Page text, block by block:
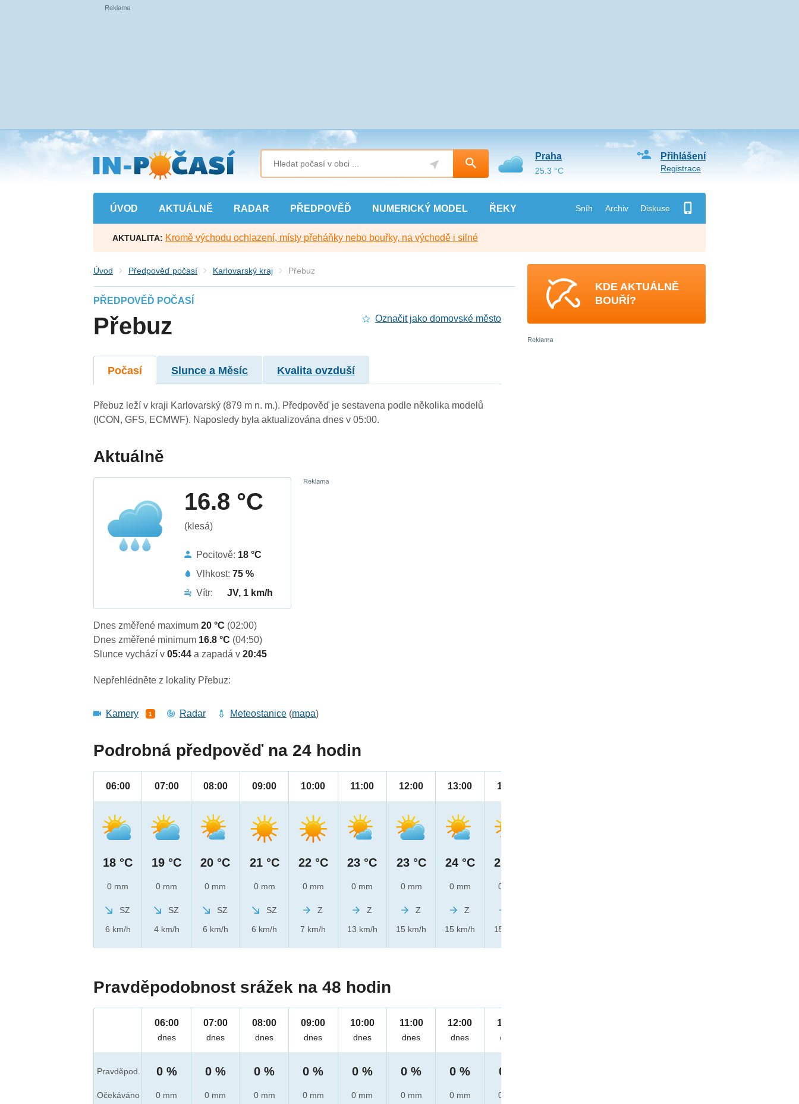
Přejít
na
hlavní
obsah
ÚVOD AKTUÁLNĚ RADAR PŘEDPOVĚĎ NUMERICKÝ MODEL ŘEKY Sníh Archiv Diskuse
Přihlášení
Registrace
Praha
25.3 °C
AKTUALITA: Kromě východu ochlazení, místy přeháňky nebo bouřky, na východě i silné
Úvod Předpověď počasí Karlovarský kraj Přebuz
PŘEDPOVĚĎ POČASÍ
Přebuz Označit jako domovské město
Počasí Slunce a Měsíc Kvalita ovzduší
Přebuz leží v kraji Karlovarský (879 m n. m.). Předpověď je sestavena podle několika modelů
(ICON, GFS, ECMWF). Naposledy byla aktualizována dnes v 05:00.
Aktuálně
16.8 °C
(klesá)
Pocitově: 18 °C
Vlhkost:75 %
Vítr:
JV, 1 km/h
Dnes změřené maximum20 °C (02:00)
Dnes změřené minimum 16.8 °C (04:50)
Slunce vychází v05:44a zapadá v20:45
Nepřehlédněte z lokality Přebuz:
Kamery 1 Radar Meteostanice (mapa)
Podrobná předpověď na 24 hodin
06:00
18 °C
0 mm
SZ
6 km/h
07:00
19 °C
0 mm
SZ
4 km/h
08:00
20 °C
0 mm
SZ
6 km/h
09:00
21 °C
0 mm
SZ
6 km/h
10:00
22 °C
0 mm
Z
7 km/h
11:00
23 °C
0 mm
Z
13 km/h
12:00
23 °C
0 mm
Z
15 km/h
13:00
24 °C
0 mm
Z
15 km/h
14:00
25 °C
0 mm
15 km/h
Pravděpodobnost srážek na 48 hodin
Pravděpod.
Očekáváno
06:00
dnes
0 %
0 mm
07:00
dnes
0 %
0 mm
08:00
dnes
0 %
0 mm
09:00
dnes
0 %
0 mm
10:00
dnes
0 %
0 mm
11:00
dnes
0 %
0 mm
12:00
dnes
0 %
0 mm
13:00
dnes
0 %
0 mm
KDE AKTUÁLNĚ
BOUŘÍ?